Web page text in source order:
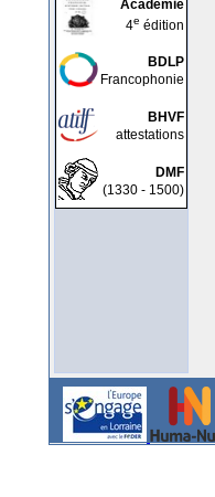
Académie
4e édition
BDLP
Francophonie
BHVF
attestations
DMF
(1330 - 1500)